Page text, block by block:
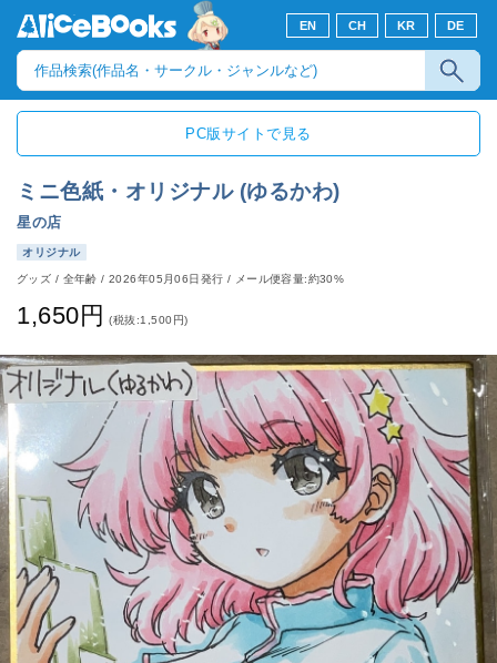
EN CH KR DE
PC版サイトで見る
ミニ色紙・オリジナル (ゆるかわ)
星の店
オリジナル
グッズ / 全年齢/2026年05月06日発行 / メール便容量:約30%
1,650円 (税抜:1,500円)